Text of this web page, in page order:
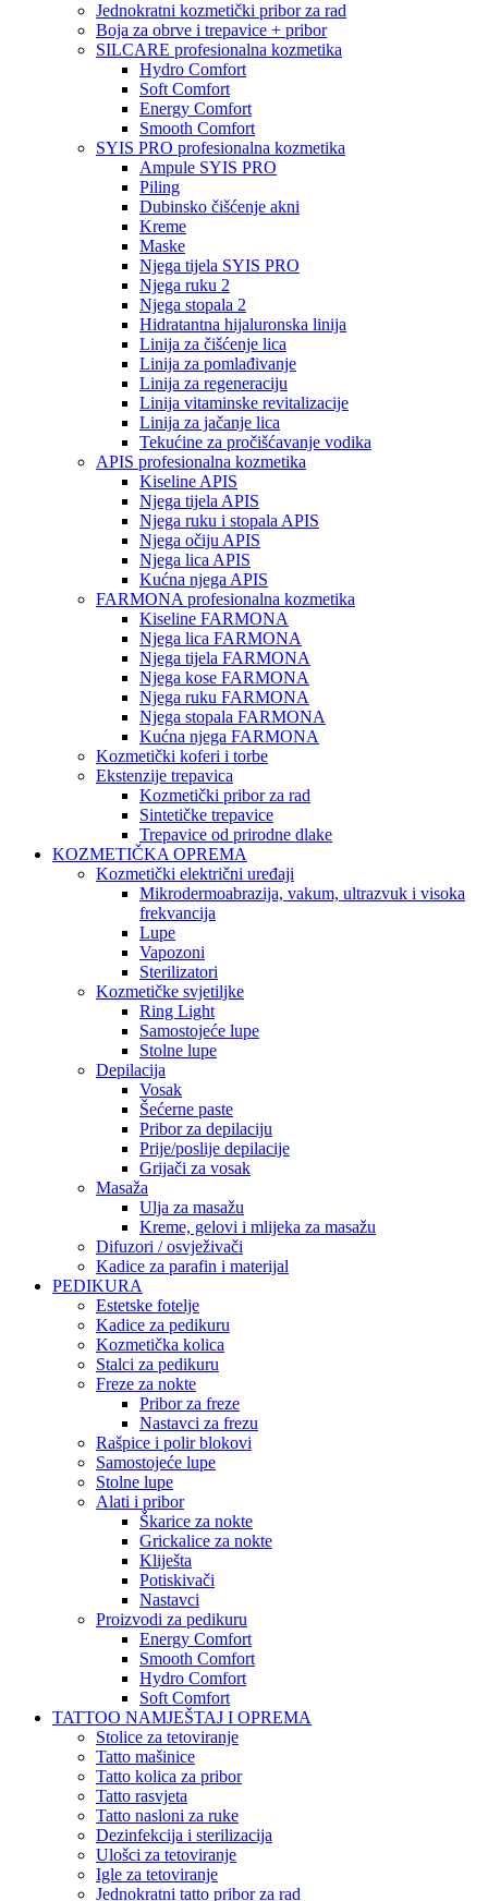
Jednokratni kozmetički pribor za rad
Boja za obrve i trepavice + pribor
SILCARE profesionalna kozmetika
Hydro Comfort
Soft Comfort
Energy Comfort
Smooth Comfort
SYIS PRO profesionalna kozmetika
Ampule SYIS PRO
Piling
Dubinsko čišćenje akni
Kreme
Maske
Njega tijela SYIS PRO
Njega ruku 2
Njega stopala 2
Hidratantna hijaluronska linija
Linija za čišćenje lica
Linija za pomlađivanje
Linija za regeneraciju
Linija vitaminske revitalizacije
Linija za jačanje lica
Tekućine za pročišćavanje vodika
APIS profesionalna kozmetika
Kiseline APIS
Njega tijela APIS
Njega ruku i stopala APIS
Njega očiju APIS
Njega lica APIS
Kućna njega APIS
FARMONA profesionalna kozmetika
Kiseline FARMONA
Njega lica FARMONA
Njega tijela FARMONA
Njega kose FARMONA
Njega ruku FARMONA
Njega stopala FARMONA
Kućna njega FARMONA
Kozmetički koferi i torbe
Ekstenzije trepavica
Kozmetički pribor za rad
Sintetičke trepavice
Trepavice od prirodne dlake
KOZMETIČKA OPREMA
Kozmetički električni uređaji
Mikrodermoabrazija, vakum, ultrazvuk i visoka
frekvancija
Lupe
Vapozoni
Sterilizatori
Kozmetičke svjetiljke
Ring Light
Samostojeće lupe
Stolne lupe
Depilacija
Vosak
Šećerne paste
Pribor za depilaciju
Prije/poslije depilacije
Grijači za vosak
Masaža
Ulja za masažu
Kreme, gelovi i mlijeka za masažu
Difuzori / osvježivači
Kadice za parafin i materijal
PEDIKURA
Estetske fotelje
Kadice za pedikuru
Kozmetička kolica
Stalci za pedikuru
Freze za nokte
Pribor za freze
Nastavci za frezu
Rašpice i polir blokovi
Samostojeće lupe
Stolne lupe
Alati i pribor
Škarice za nokte
Grickalice za nokte
Kliješta
Potiskivači
Nastavci
Proizvodi za pedikuru
Energy Comfort
Smooth Comfort
Hydro Comfort
Soft Comfort
TATTOO NAMJEŠTAJ I OPREMA
Stolice za tetoviranje
Tatto mašinice
Tatto kolica za pribor
Tatto rasvjeta
Tatto nasloni za ruke
Dezinfekcija i sterilizacija
Ulošci za tetoviranje
Igle za tetoviranje
Jednokratni tatto pribor za rad